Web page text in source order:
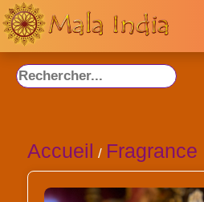
Accueil / Fragrance